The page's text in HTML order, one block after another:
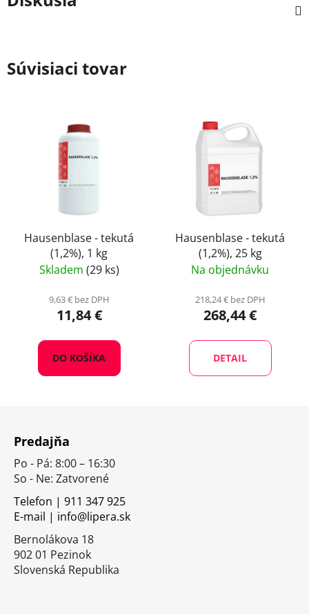
Súvisiaci tovar
Hausenblase - tekutá
(1,2%), 1 kg
Skladem (29 ks)
9,63 € bez DPH
11,84 €
DO KOŠÍKA
Hausenblase - tekutá
(1,2%), 25 kg
Na objednávku
218,24 € bez DPH
268,44 €
DETAIL
Predajňa
Po - Pá: 8:00 – 16:30
So - Ne: Zatvorené
Telefon | 911 347 925
E-mail | info@lipera.sk
Bernolákova 18
902 01 Pezinok
Slovenská Republika